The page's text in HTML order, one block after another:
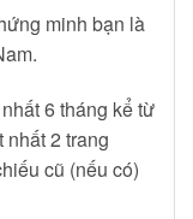
minh bạn là
6 tháng kể từ
2 trang
cũ (nếu có)